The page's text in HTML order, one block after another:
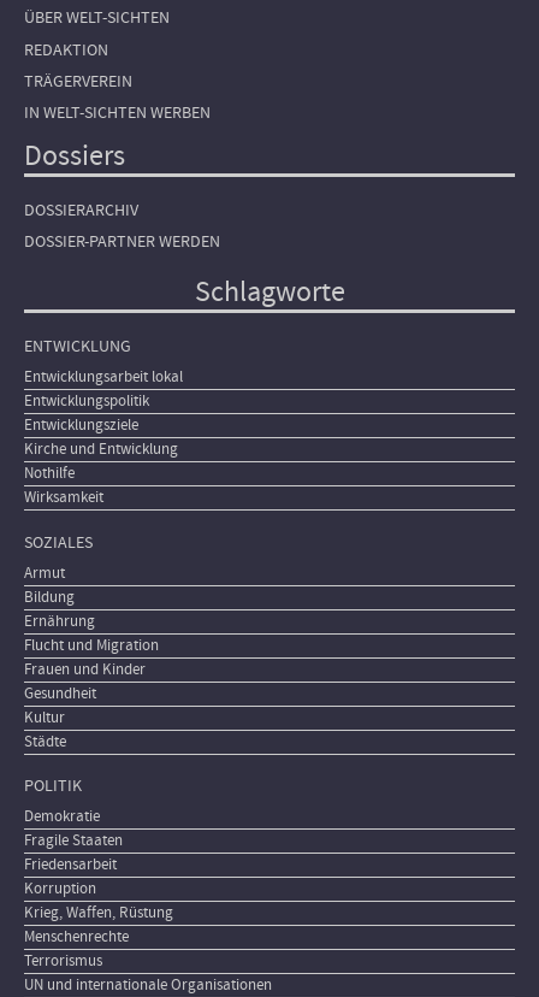
ÜBER WELT-SICHTEN
REDAKTION
TRÄGERVEREIN
IN WELT-SICHTEN WERBEN
Dossiers
DOSSIERARCHIV
DOSSIER-PARTNER WERDEN
Schlagworte
ENTWICKLUNG
Entwicklungsarbeit lokal
Entwicklungspolitik
Entwicklungsziele
Kirche und Entwicklung
Nothilfe
Wirksamkeit
SOZIALES
Armut
Bildung
Ernährung
Flucht und Migration
Frauen und Kinder
Gesundheit
Kultur
Städte
POLITIK
Demokratie
Fragile Staaten
Friedensarbeit
Korruption
Krieg, Waffen, Rüstung
Menschenrechte
Terrorismus
UN und internationale Organisationen